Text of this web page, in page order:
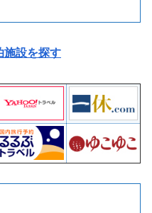
施設を探す